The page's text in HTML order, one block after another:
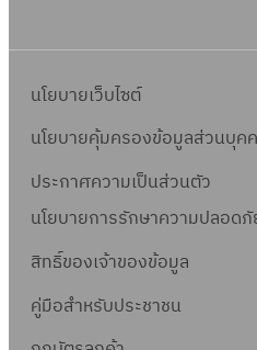
นโยบายเว็บไซต์
นโยบายคุ้มครองข้อมูลส่วนบุค
ประกาศความเป็นส่วนตัว
นโยบายการรักษาความปลอดภั
สิทธิ์ของเจ้าของข้อมูล
คู่มือสำหรับประชาชน